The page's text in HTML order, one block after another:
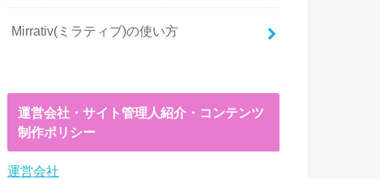
Mirrativ(ミラティブ)の使い方
運営会社・サイト管理人紹介・コンテンツ
制作ポリシー
運営会社